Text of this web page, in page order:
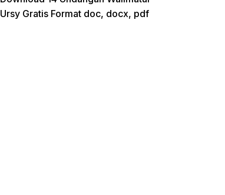
Ursy Gratis Format doc, docx, pdf